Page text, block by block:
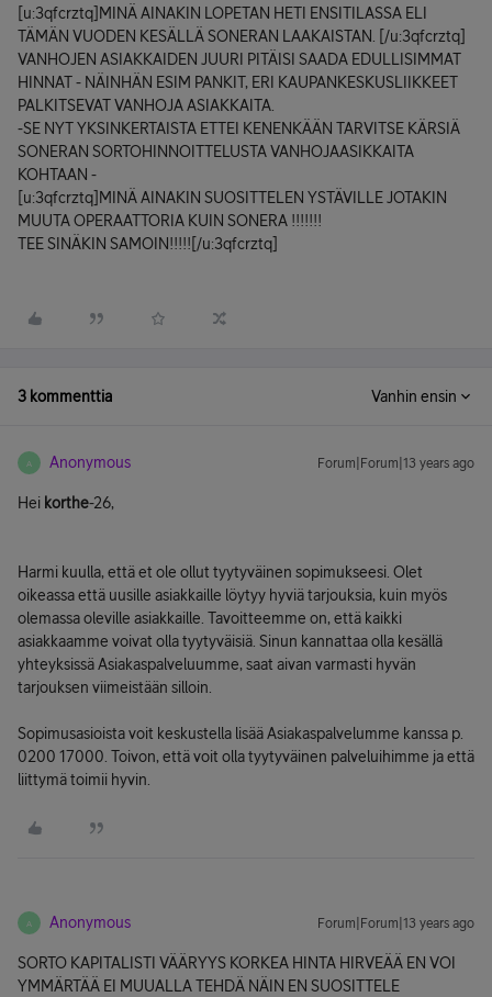
[u:3qfcrztq]MINÄ AINAKIN LOPETAN HETI ENSITILASSA ELI
TÄMÄN VUODEN KESÄLLÄ SONERAN LAAKAISTAN. [/u:3qfcrztq]
VANHOJEN ASIAKKAIDEN JUURI PITÄISI SAADA EDULLISIMMAT
HINNAT - NÄINHÄN ESIM PANKIT, ERI KAUPANKESKUSLIIKKEET
PALKITSEVAT VANHOJA ASIAKKAITA.
-SE NYT YKSINKERTAISTA ETTEI KENENKÄÄN TARVITSE KÄRSIÄ
SONERAN SORTOHINNOITTELUSTA VANHOJAASIKKAITA
KOHTAAN -
[u:3qfcrztq]MINÄ AINAKIN SUOSITTELEN YSTÄVILLE JOTAKIN
MUUTA OPERAATTORIA KUIN SONERA !!!!!!!
TEE SINÄKIN SAMOIN!!!!![/u:3qfcrztq]
3 kommenttia Vanhin ensin
A Anonymous Forum|Forum|13 years ago
Hei korthe-26,
Harmi kuulla, että et ole ollut tyytyväinen sopimukseesi. Olet
oikeassa että uusille asiakkaille löytyy hyviä tarjouksia, kuin myös
olemassa oleville asiakkaille. Tavoitteemme on, että kaikki
asiakkaamme voivat olla tyytyväisiä. Sinun kannattaa olla kesällä
yhteyksissä Asiakaspalveluumme, saat aivan varmasti hyvän
tarjouksen viimeistään silloin.
Sopimusasioista voit keskustella lisää Asiakaspalvelumme kanssa p.
0200 17000. Toivon, että voit olla tyytyväinen palveluihimme ja että
liittymä toimii hyvin.
A Anonymous Forum|Forum|13 years ago
SORTO KAPITALISTI VÄÄRYYS KORKEA HINTA HIRVEÄÄ EN VOI
YMMÄRTÄÄ EI MUUALLA TEHDÄ NÄIN EN SUOSITTELE